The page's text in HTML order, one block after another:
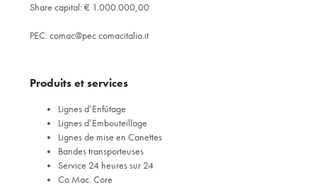
Share capital: € 1.000.000,00
PEC: comac@pec.comacitalia.it
Produits et services
Lignes d’Enfûtage
Lignes d’Embouteillage
Lignes de mise en Canettes
Bandes transporteuses
Service 24 heures sur 24
Co.Mac. Core